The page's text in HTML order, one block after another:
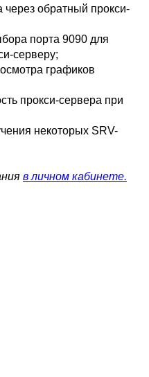
через обратный прокси-
порта 9090 для
серверу;
графиков
прокси-сервера при
некоторых SRV-
в личном кабинете.